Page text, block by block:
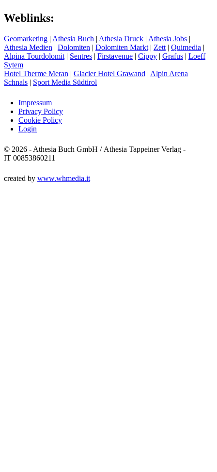
Weblinks:
Geomarketing | Athesia Buch | Athesia Druck | Athesia Jobs |
Athesia Medien | Dolomiten | Dolomiten Markt | Zett | Quimedia |
Alpina Tourdolomit | Sentres | Firstavenue | Cippy | Grafus | Loeff
Sytem
Hotel Therme Meran | Glacier Hotel Grawand | Alpin Arena
Schnals | Sport Media Südtirol
Impressum
Privacy Policy
Cookie Policy
Login
© 2026 - Athesia Buch GmbH / Athesia Tappeiner Verlag -
IT 00853860211
created by www.whmedia.it